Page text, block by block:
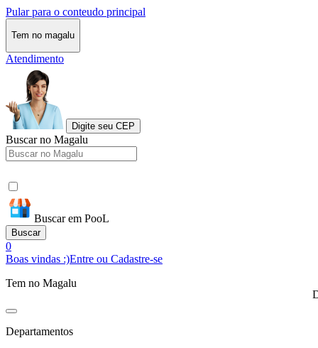
Pular para o conteudo principal
Tem no magalu
Atendimento
Digite seu CEP
Buscar no Magalu
Buscar em PooL
Buscar
0
Boas vindas :)Entre ou Cadastre-se
Tem no Magalu
Departamentos